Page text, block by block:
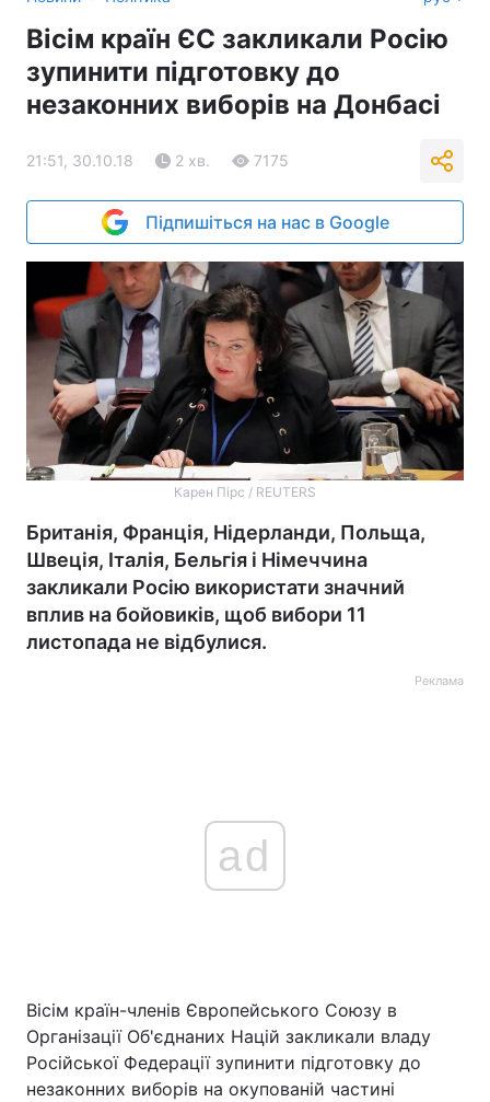
Вісім країн ЄС закликали Росію
зупинити підготовку до
незаконних виборів на Донбасі
21:51, 30.10.18 2 хв. 7175
Підпишіться на нас в Google
Карен Пірс / REUTERS
Британія, Франція, Нідерланди, Польща,
Швеція, Італія, Бельгія і Німеччина
закликали Росію використати значний
вплив на бойовиків, щоб вибори 11
листопада не відбулися.
Реклама
ad
Вісім країн-членів Європейського Союзу в
Організації Об'єднаних Націй закликали владу
Російської Федерації зупинити підготовку до
незаконних виборів на окупованій частині